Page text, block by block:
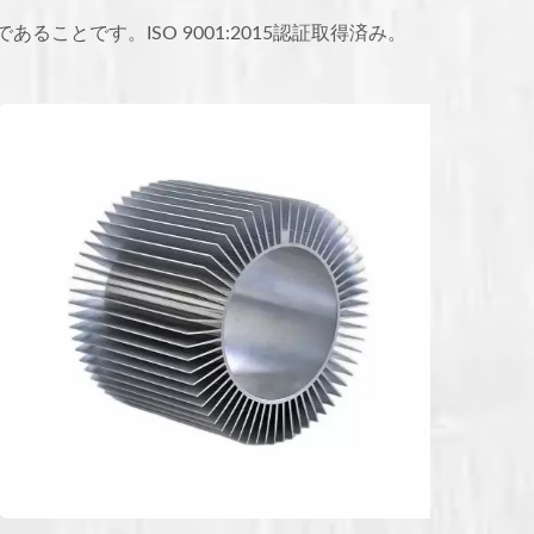
ることです。ISO 9001:2015認証取得済み。